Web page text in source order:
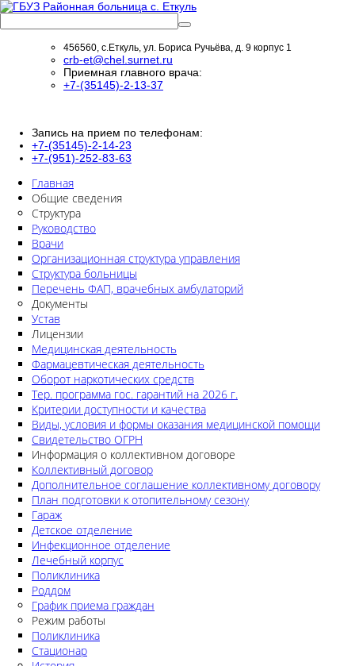
456560, с.Еткуль, ул. Бориса Ручьёва, д. 9 корпус 1
crb-et@chel.surnet.ru
Приемная главного врача:
+7-(35145)-2-13-37
Запись на прием по телефонам:
+7-(35145)-2-14-23
+7-(951)-252-83-63
Главная
Общие сведения
Структура
Руководство
Врачи
Организационная структура управления
Структура больницы
Перечень ФАП, врачебных амбулаторий
Документы
Устав
Лицензии
Медицинская деятельность
Фармацевтическая деятельность
Оборот наркотических средств
Тер. программа гос. гарантий на 2026 г.
Критерии доступности и качества
Виды, условия и формы оказания медицинской помощи
Свидетельство ОГРН
Информация о коллективном договоре
Коллективный договор
Дополнительное соглашение коллективному договору
План подготовки к отопительному сезону
Гараж
Детское отделение
Инфекционное отделение
Лечебный корпус
Поликлиника
Роддом
График приема граждан
Режим работы
Поликлиника
Стационар